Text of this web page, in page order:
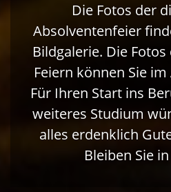
Die Fotos der
Absolventenfeier
Bildgalerie. Die
Feiern können Sie
Für Ihren Start ins
weiteres Studium
alles erdenklich
Bleiben Sie